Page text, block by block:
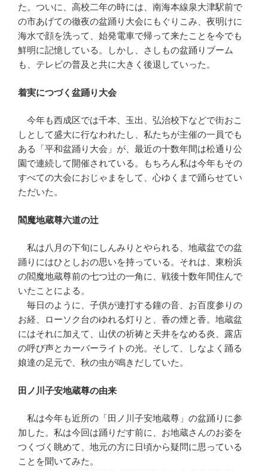
た。ついに、高校二年の時には、南海本線泉大津駅前で
の市あげての徹夜の盆踊り大会にもぐりこみ、夜明けに
海水で顔を洗って、始発電車で帰って来たことを今でも
鮮明に記憶している。しかし、さしもの盆踊りブーム
も、テレビの普及と共に大きく後退していった。
着実につづく盆踊り大会
今年も西成区では千本、玉出、弘治校下などで街おこ
しとして盛大に行なわれたし、私たちが主催の一員でも
ある「平和盆踊り大会」が、最近の十数年間は松通り公
園で連続して開催されている。もちろん私は今年もその
すべての大会におじゃまをして、心ゆくまで踊らせてい
ただいた。
閻魔地蔵尊六道の辻
私は八月の下旬にしんみりとやられる、地蔵盆での盆
踊りにはひとしおの思いを持っている。それは、東粉浜
の閻魔地蔵尊前の七つ辻の一角に、戦後十数年間住んで
いたことによる。
毎日のように、子供が連打する鐘の音、お百度参りの
お経、ローソク台のゆれる灯りと、香の煙と香。地蔵盆
にはそれに加えて、山伏の祈祷と天井をなめる炎、露店
の呼び声とカーバーライトの光。そして、しなよく踊る
娘達の足元で、秋の虫が鳴きだしていた。
田ノ川子安地蔵尊の由来
私は今年も近所の「田ノ川子安地蔵尊」の盆踊りに参
加した。私は今回は踊りだす前に、お地蔵さんのお姿を
つくづく眺めて、地元の方に日頃から疑問に思っている
ことを聞いてみた。